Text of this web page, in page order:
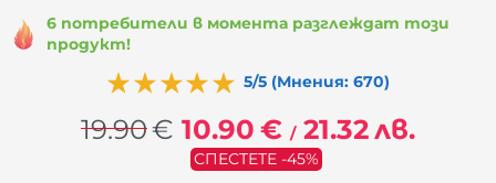
6 потребители в момента разглеждат този
продукт!
5/5 (Мнения: 670)
19.90€ 10.90 € / 21.32лв.
СПЕСТЕТЕ -45%